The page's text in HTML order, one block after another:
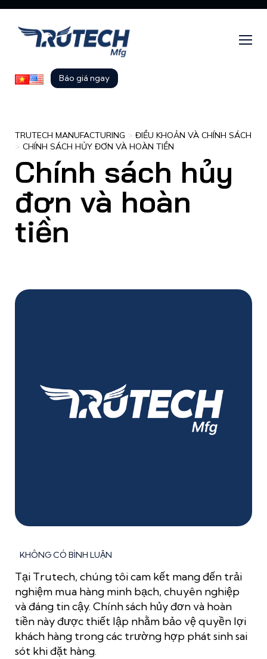
Báo giá ngay
TRUTECH MANUFACTURING > ĐIỀU KHOẢN VÀ CHÍNH SÁCH
> CHÍNH SÁCH HỦY ĐƠN VÀ HOÀN TIỀN
Chính sách hủy
đơn và hoàn
tiền
KHÔNG CÓ BÌNH LUẬN
Tại Trutech, chúng tôi cam kết mang đến trải
nghiệm mua hàng minh bạch, chuyên nghiệp
và đáng tin cậy. Chính sách hủy đơn và hoàn
tiền này được thiết lập nhằm bảo vệ quyền lợi
khách hàng trong các trường hợp phát sinh sai
sót khi đặt hàng.